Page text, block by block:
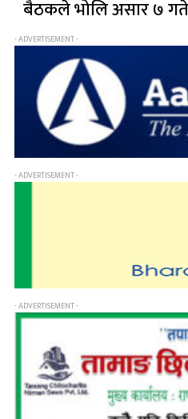
बैठकले भोलि असार ७ गते
- ADVERTISEMENT -
- ADVERTISEMENT -
- ADVERTISEMENT -